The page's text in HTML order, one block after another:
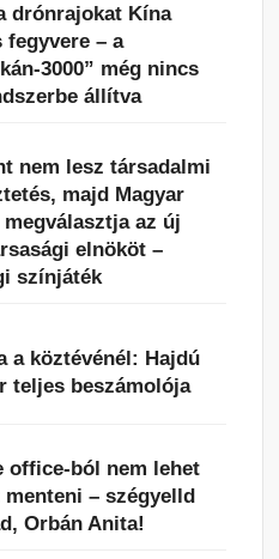
drónrajokat Kína
fegyvere – a
3000” még nincs
állítva
nem lesz társadalmi
majd Magyar
megválasztja az új
elnököt –
színjáték
a köztévénél: Hajdú
teljes beszámolója
office-ból nem lehet
menteni – szégyelld
Orbán Anita!